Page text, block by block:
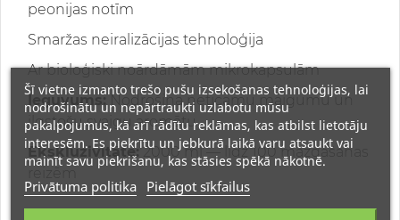
peonijas notīm
Smaržas neiralizācijas tehnoloģija
Ar bioloģiski noārdāmām mikrokapsulām
Ieguvums:
Nodrošina neticamu maigumu un
ilgstošu svaigu aromātu
Ekskluzivitāte: 2000 ml — līdz 100 mazgāšanas
Šī vietne izmanto trešo pušu izsekošanas tehnoloģijas, lai
nodrošinātu un nepārtraukti uzlabotu mūsu
pakalpojumus, kā arī rādītu reklāmas, kas atbilst lietotāju
interesēm. Es piekrītu un jebkurā laikā varu atsaukt vai
mainīt savu piekrišanu, kas stāsies spēkā nākotnē.
Privātuma politika Pielāgot sīkfailus